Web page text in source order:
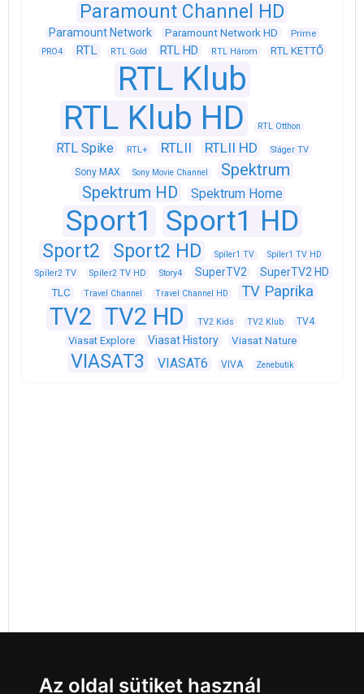
Paramount Channel HD
Paramount Network Paramount Network HD Prime
PRO4 RTL RTL Gold RTL HD RTL Három RTL KETTŐ
RTL Klub
RTL Klub HD
RTL Otthon
RTL Spike RTL+ RTLII RTLII HD Sláger TV
Sony MAX Sony Movie Channel
Spektrum
Spektrum HD
Spektrum Home
Sport1 Sport1 HD
Sport2 Sport2 HD Spíler1 TV
Spíler1 TV HD
Spíler2 TV
Spíler2 TV HD Story4 SuperTV2 SuperTV2 HD
TLC Travel Channel Travel Channel HD TV Paprika
TV2 TV2 HD TV2 Kids TV2 Klub TV4
Viasat Explore Viasat History Viasat Nature
VIASAT3 VIASAT6 VIVA Zenebutik
Az oldal sütiket használ